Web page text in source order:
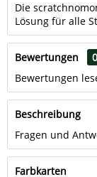
Die
Lösung für alle
Bewertungen
0
Bewertungen
Beschreibung
Fragen und
Farbkarten